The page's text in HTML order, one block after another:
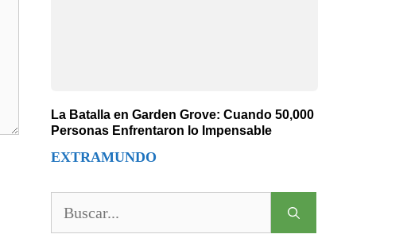
La Batalla en Garden Grove: Cuando 50,000
Personas Enfrentaron lo Impensable
EXTRAMUNDO